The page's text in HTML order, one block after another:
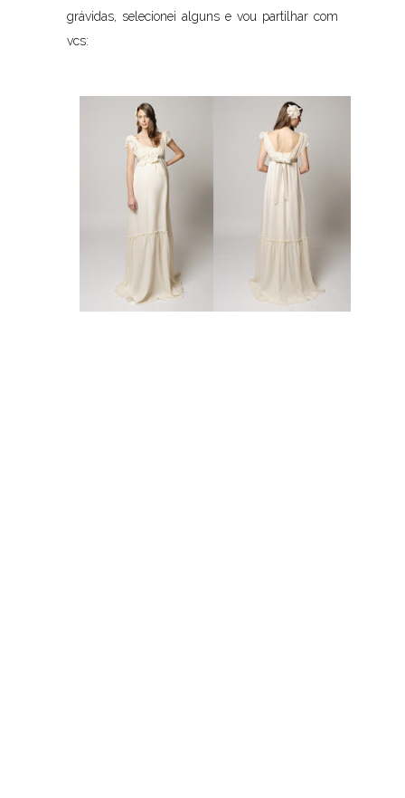
grávidas, selecionei alguns e vou partilhar com
vcs: